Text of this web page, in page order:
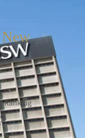
Ranking